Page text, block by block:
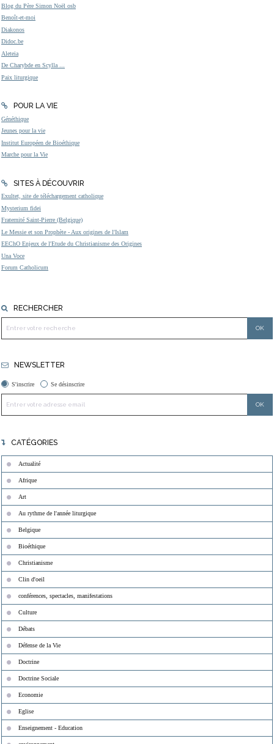
Blog du Père Simon Noël osb
Benoît-et-moi
Diakonos
Didoc.be
Aleteia
De Charybde en Scylla ...
Paix liturgique
POUR LA VIE
Généthique
Jeunes pour la vie
Institut Européen de Bioéthique
Marche pour la Vie
SITES À DÉCOUVRIR
Exultet, site de téléchargement catholique
Mysterium fidei
Fraternité Saint-Pierre (Belgique)
Le Messie et son Prophète - Aux origines de l'Islam
EEChO Enjeux de l'Etude du Christianisme des Origines
Una Voce
Forum Catholicum
RECHERCHER
NEWSLETTER
S'inscrire Se désinscrire
CATÉGORIES
Actualité
Afrique
Art
Au rythme de l'année liturgique
Belgique
Bioéthique
Christianisme
Clin d'oeil
conférences, spectacles, manifestations
Culture
Débats
Défense de la Vie
Doctrine
Doctrine Sociale
Economie
Eglise
Enseignement - Education